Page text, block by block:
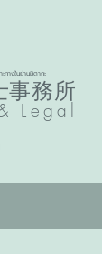
างในย่านมิตากะ
Legal
事務所​